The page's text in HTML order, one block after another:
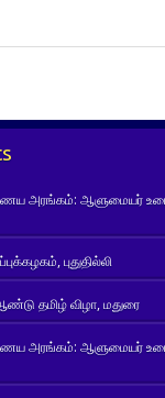
அரங்கம்: ஆளுமையர்
புதுதில்லி
தமிழ் விழா, மதுரை
அரங்கம்: ஆளுமையர்